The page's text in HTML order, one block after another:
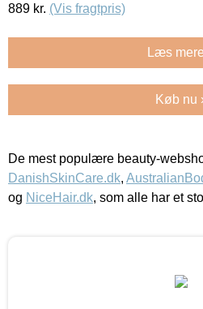
889 kr. (Vis fragtpris)
Læs
Køb nu
De mest populære beauty-
DanishSkinCare.dk,
og NiceHair.dk, som alle har et